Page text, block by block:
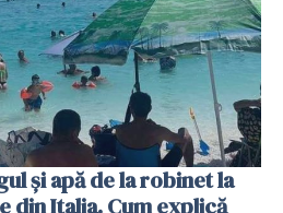
și apă de la robinet la
din Italia. Cum explică